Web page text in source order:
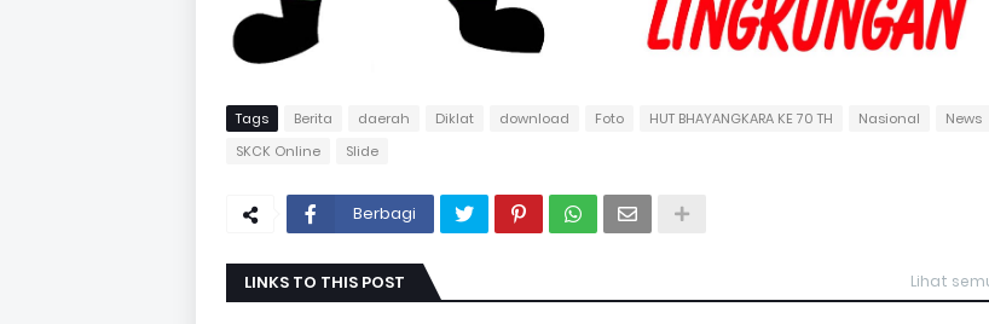
Tags Berita daerah Diklat download Foto HUT BHAYANGKARA KE 70 TH Nasional
News
SKCK Online
Slide
Berbagi
LINKS TO THIS POST Lihat